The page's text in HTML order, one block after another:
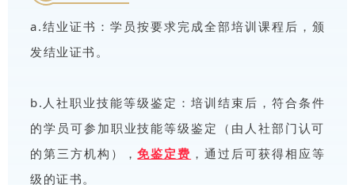
04 证书颁发
a.结业证书：学员按要求完成全部培训课程后，颁
b.人社职业技能等级鉴定：培训结束后，符合条件
的学员可参加职业技能等级鉴定（由人社部门认可
的第三方机构），